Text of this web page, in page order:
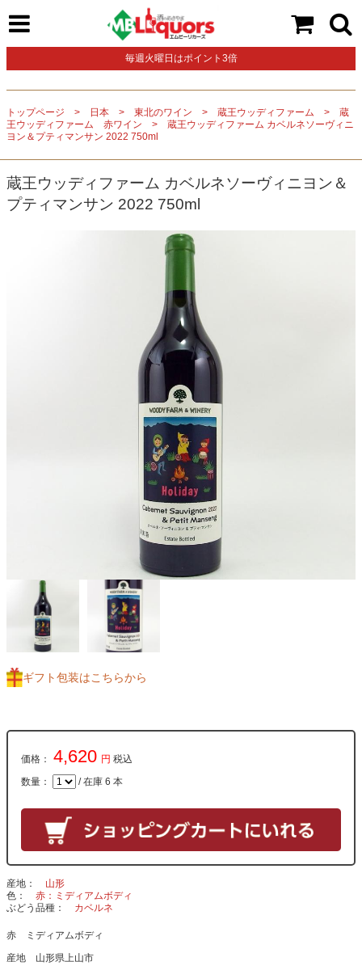
毎週火曜日はポイント3倍
トップページ 日本 東北のワイン 蔵王ウッディファーム
蔵
王ウッディファーム 赤ワイン
蔵王ウッディファーム カベルネソーヴィニ
ヨン＆プティマンサン 2022 750ml
蔵王ウッディファーム カベルネソーヴィニヨン＆
プティマンサン 2022 750ml
ギフト包装はこちらから
価格： 4,620 円 税込
数量： / 在庫 6 本
産地
山形
色
赤：ミディアムボディ
ぶどう品種
カベルネ
赤 ミディアムボディ
産地 山形県上山市